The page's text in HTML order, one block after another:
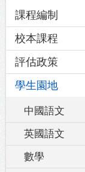
navigation
課程編制
校本課程
評估政策
學生園地
中國語文
英國語文
數學